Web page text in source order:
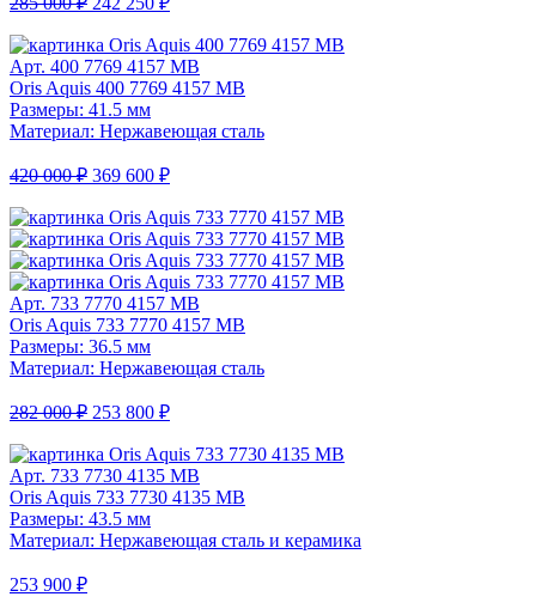
Арт. 400 7769 4157 MB
Oris Aquis 400 7769 4157 MB
Размеры: 41.5 мм
Материал: Нержавеющая сталь
420 000 ₽ 369 600 ₽
Арт. 733 7770 4157 MB
Oris Aquis 733 7770 4157 MB
Размеры: 36.5 мм
Материал: Нержавеющая сталь
282 000 ₽ 253 800 ₽
Арт. 733 7730 4135 MB
Oris Aquis 733 7730 4135 MB
Размеры: 43.5 мм
Материал: Нержавеющая сталь и керамика
253 900 ₽